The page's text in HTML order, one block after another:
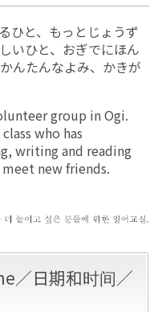
ひと、もっとじょうず
いひと、おぎでにほん
んたんなよみ、かきが
group in Ogi.
who has
writing and reading
new friends.
／日期和时间／